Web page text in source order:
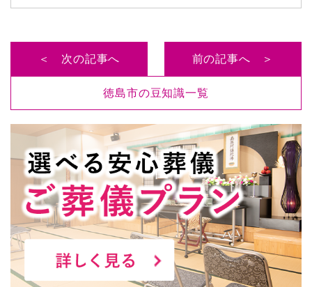
＜ 次の記事へ
徳島市の豆知識一覧
前の記事へ ＞